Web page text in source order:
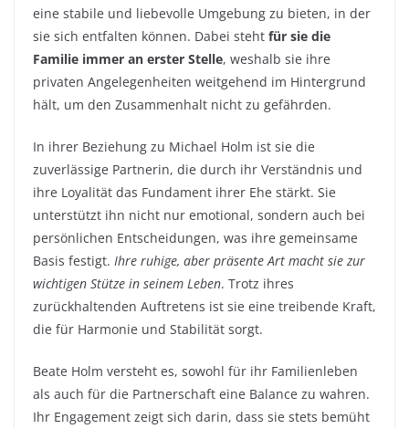
eine stabile und liebevolle Umgebung zu bieten, in der
sie sich entfalten können. Dabei steht für sie die
Familie immer an erster Stelle, weshalb sie ihre
privaten Angelegenheiten weitgehend im Hintergrund
hält, um den Zusammenhalt nicht zu gefährden.
In ihrer Beziehung zu Michael Holm ist sie die
zuverlässige Partnerin, die durch ihr Verständnis und
ihre Loyalität das Fundament ihrer Ehe stärkt. Sie
unterstützt ihn nicht nur emotional, sondern auch bei
persönlichen Entscheidungen, was ihre gemeinsame
Basis festigt. Ihre ruhige, aber präsente Art macht sie zur
wichtigen Stütze in seinem Leben. Trotz ihres
zurückhaltenden Auftretens ist sie eine treibende Kraft,
die für Harmonie und Stabilität sorgt.
Beate Holm versteht es, sowohl für ihr Familienleben
als auch für die Partnerschaft eine Balance zu wahren.
Ihr Engagement zeigt sich darin, dass sie stets bemüht